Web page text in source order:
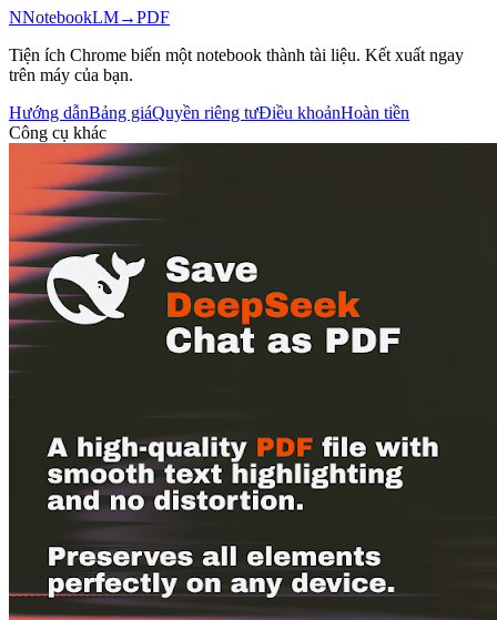
NNotebookLM→PDF
Tiện ích Chrome biến một notebook thành tài liệu. Kết xuất ngay
trên máy của bạn.
Hướng dẫnBảng giáQuyền riêng tưĐiều khoảnHoàn tiền
Công cụ khác